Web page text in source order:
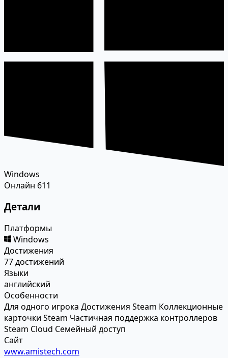
Windows
Онлайн 611
Детали
Платформы
Windows
Достижения
77 достижений
Языки
английский
Особенности
Для одного игрока Достижения Steam Коллекционные
карточки Steam Частичная поддержка контроллеров
Steam Cloud Семейный доступ
Сайт
www.amistech.com